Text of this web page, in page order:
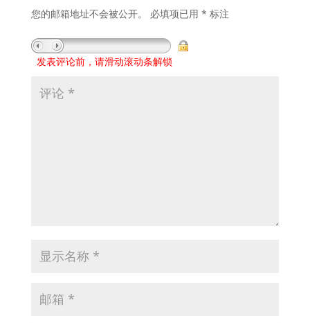
您的邮箱地址不会被公开。 必填项已用 * 标注
发表评论前，请滑动滚动条解锁